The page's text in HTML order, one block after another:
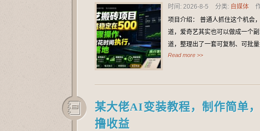
时间: 2026-8-5 分类: 自媒体
项目介绍： 普通人抓住这个机会
道，爱奇艺其实也可以做成一个
道，整理出了一套可复制、可批
Read more >>
某大佬AI变装教程，制作简单
撸收益